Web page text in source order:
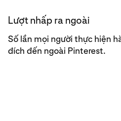
Lượt nhấp ra ngoài
Số lần mọi người thực hiện
đích đến ngoài Pinterest.